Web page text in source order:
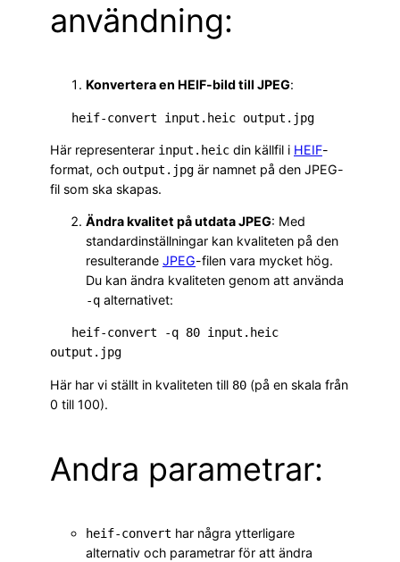
användning:
Konvertera en HEIF-bild till JPEG:
   heif-convert input.heic output.jpg
Här representerar input.heic din källfil i HEIF-
format, och output.jpg är namnet på den JPEG-
fil som ska skapas.
Ändra kvalitet på utdata JPEG: Med
standardinställningar kan kvaliteten på den
resulterande JPEG-filen vara mycket hög.
Du kan ändra kvaliteten genom att använda
-q alternativet:
output.jpg
Här har vi ställt in kvaliteten till 80 (på en skala från
0 till 100).
Andra parametrar:
heif-convert har några ytterligare
alternativ och parametrar för att ändra